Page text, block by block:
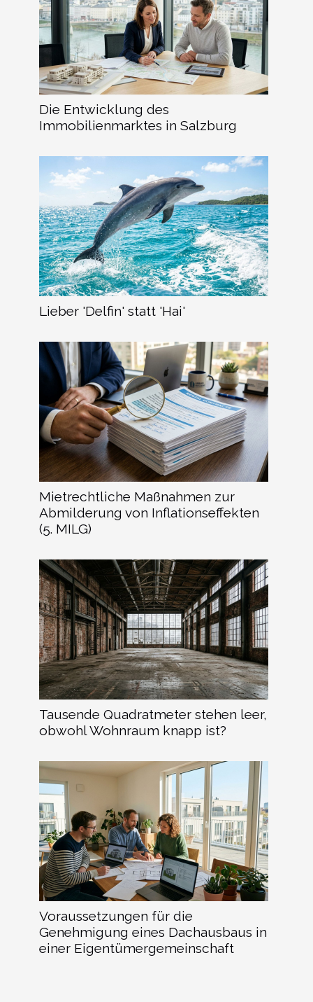
Die Entwicklung des
Immobilienmarktes in Salzburg
Lieber 'Delfin' statt 'Hai'
Mietrechtliche Maßnahmen zur
Abmilderung von Inflationseffekten
(5. MILG)
Tausende Quadratmeter stehen leer,
obwohl Wohnraum knapp ist?
Voraussetzungen für die
Genehmigung eines Dachausbaus in
einer Eigentümergemeinschaft